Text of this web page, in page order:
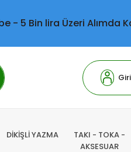
- 5 Bin lira Üzeri Alımda
DİKİŞLİ YAZMA
TAKI - TOKA -
AKSESUAR